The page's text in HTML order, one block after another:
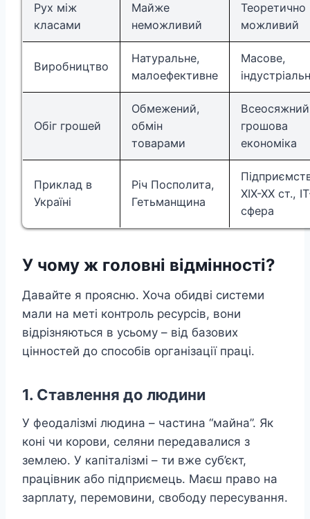
Рух між
класами
Майже
неможливий
Теоретично
можливий
Виробництво
Натуральне,
малоефективне
Масове,
Обіг грошей
Обмежений,
обмін
товарами
грошова
економіка
Приклад в
Україні
Річ Посполита,
Гетьманщина
XIX-XX ст.,
сфера
У чому ж головні відмінності?
Давайте я проясню. Хоча обидві системи
мали на меті контроль ресурсів, вони
відрізняються в усьому – від базових
цінностей до способів організації праці.
1. Ставлення до людини
У феодалізмі людина – частина “майна”. Як
коні чи корови, селяни передавалися з
землею. У капіталізмі – ти вже суб’єкт,
працівник або підприємець. Маєш право на
зарплату, перемовини, свободу пересування.